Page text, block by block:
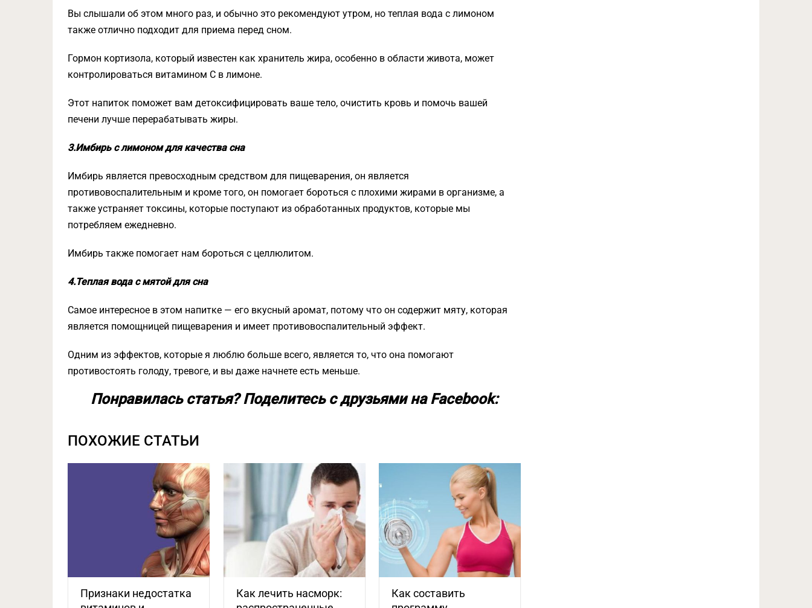
Вы слышали об этом много раз, и обычно это рекомендуют утром, но теплая вода с лимоном
также отлично подходит для приема перед сном.
Гормон кортизола, который известен как хранитель жира, особенно в области живота, может
контролироваться витамином С в лимоне.
Этот напиток поможет вам детоксифицировать ваше тело, очистить кровь и помочь вашей
печени лучше перерабатывать жиры.
3.Имбирь с лимоном для качества сна
Имбирь является превосходным средством для пищеварения, он является
противовоспалительным и кроме того, он помогает бороться с плохими жирами в организме, а
также устраняет токсины, которые поступают из обработанных продуктов, которые мы
потребляем ежедневно.
Имбирь также помогает нам бороться с целлюлитом.
4.Теплая вода с мятой для сна
Самое интересное в этом напитке — его вкусный аромат, потому что он содержит мяту, которая
является помощницей пищеварения и имеет противовоспалительный эффект.
Одним из эффектов, которые я люблю больше всего, является то, что она помогают
противостоять голоду, тревоге, и вы даже начнете есть меньше.
Понравилась статья? Поделитесь с друзьями на Facebook:
ПОХОЖИЕ СТАТЬИ
Признаки недостатка
Как лечить насморк:
Как составить